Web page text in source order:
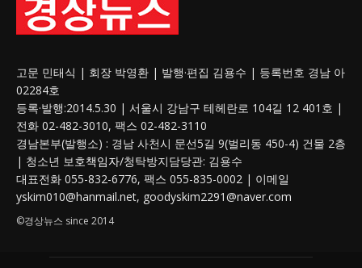
고문 민태식 | 회장 박영환 | 발행·편집 김용수 | 등록번호 경남 아
02284호
등록·발행:2014.5.30 | 서울시 강남구 테헤란로 104길 12 401호 |
전화 02-482-3010, 팩스 02-482-3110
경남본부(발행소) : 경남 사천시 문선5길 9(벌리동 450-4) 건물 2층
| 청소년 보호책임자/청탁방지담당관: 김용수
대표전화 055-832-6776, 팩스 055-835-0002 | 이메일
yskim010@hanmail.net, goodyskim2291@naver.com
©경상뉴스 since 2014